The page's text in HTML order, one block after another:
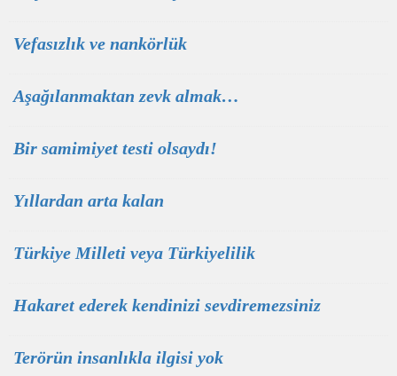
Vefasızlık ve nankörlük
Aşağılanmaktan zevk almak…
Bir samimiyet testi olsaydı!
Yıllardan arta kalan
Türkiye Milleti veya Türkiyelilik
Hakaret ederek kendinizi sevdiremezsiniz
Terörün insanlıkla ilgisi yok